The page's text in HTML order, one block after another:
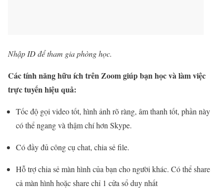
Nhập ID để tham gia phòng học.
Các tính năng hữu ích trên Zoom giúp bạn học và làm việc
trực tuyến hiệu quả:
Tốc độ gọi video tốt, hình ảnh rõ ràng, âm thanh tốt, phần này
có thể ngang và thậm chí hơn Skype.
Có đầy đủ công cụ chat, chia sẻ file.
Hỗ trợ chia sẻ màn hình của bạn cho người khác. Có thể share
cả màn hình hoặc share chỉ 1 cửa sổ duy nhất